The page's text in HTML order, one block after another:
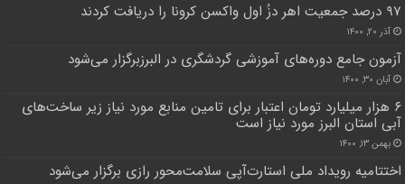
۹۷ درصد جمعیت اهر دزُ اول واکسن کرونا را دریافت کردند
آذر ۲۰, ۱۴۰۰
آزمون جامع دوره‌های آموزشی گردشگری در البرزبرگزار می‌شود
آبان ۳۰, ۱۴۰۰
۶ هزار میلیارد تومان اعتبار برای تامین منابع مورد نیاز زیر ساخت‌های
آبی استان البرز مورد نیاز است
بهمن ۱۳, ۱۴۰۰
اختتامیه رویداد ملی استارت‌آپی سلامت‌محور رازی برگزار می‌شود